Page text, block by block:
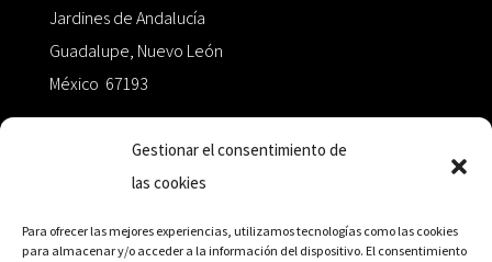
Gestionar el consentimiento de
las cookies
Para ofrecer las mejores experiencias, utilizamos tecnologías como las cookies
para almacenar y/o acceder a la información del dispositivo. El consentimiento
Jardines de Andalucía
Guadalupe, Nuevo León
México 67193
+52 811.499.5638